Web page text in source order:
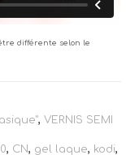
différente selon le
,VERNIS SEMI
, CN, gel laque, kodi,